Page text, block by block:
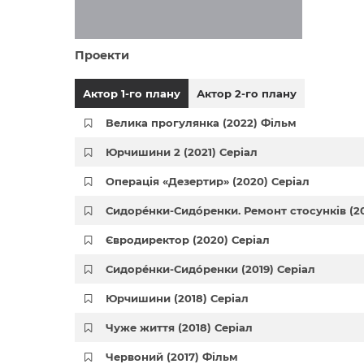
Проекти
Актор 1-го плану Актор 2-го плану
Велика прогулянка (2022) Фільм
Юрчишини 2 (2021) Серіал
Операція «Дезертир» (2020) Серіал
Сидорéнки-Сидóренки. Ремонт стосунків
Євродиректор (2020) Серіал
Сидорéнки-Сидóренки (2019) Серіал
Юрчишини (2018) Серіал
Чуже життя (2018) Серіал
Червоний (2017) Фільм